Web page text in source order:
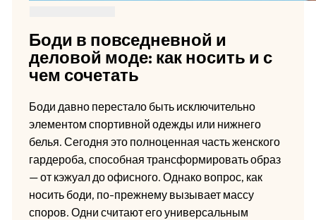
Боди в повседневной и
деловой моде: как носить и с
чем сочетать
Боди давно перестало быть исключительно
элементом спортивной одежды или нижнего
белья. Сегодня это полноценная часть женского
гардероба, способная трансформировать образ
— от кэжуал до офисного. Однако вопрос, как
носить боди, по-прежнему вызывает массу
споров. Одни считают его универсальным